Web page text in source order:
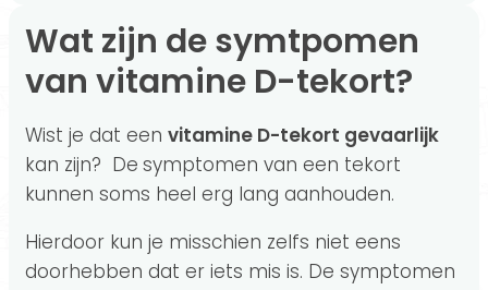
Wat zijn de symtpomen
van vitamine D-tekort?
Wist je dat een vitamine D-tekort gevaarlijk
kan zijn? De symptomen van een tekort
kunnen soms heel erg lang aanhouden.
Hierdoor kun je misschien zelfs niet eens
doorhebben dat er iets mis is. De symptomen